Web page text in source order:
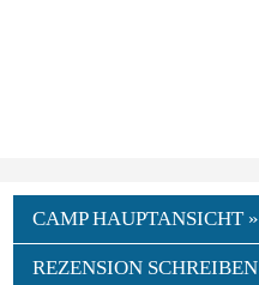
CAMP HAUPTANSICHT »
REZENSION SCHREIBEN